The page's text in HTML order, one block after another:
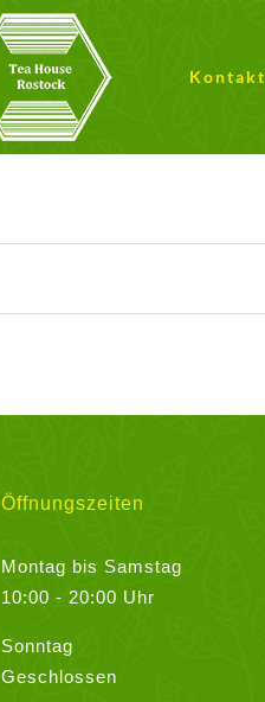
Kontakt
Öffnungszeiten
Montag bis Samstag
10:00 - 20:00 Uhr
Sonntag
Geschlossen